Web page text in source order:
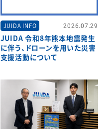
JUIDA INFO 2026.07.29
JUIDA 令和8年熊本地震発生
に伴う、ドローンを用いた災害
支援活動について